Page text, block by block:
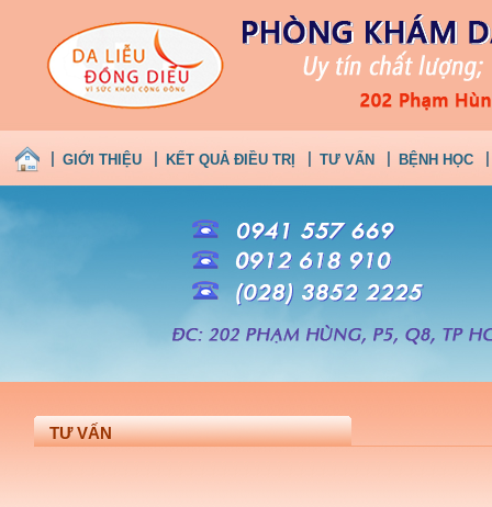
GIỚI THIỆU KẾT QUẢ ĐIỀU TRỊ TƯ VẤN BỆNH HỌC
TƯ VẤN